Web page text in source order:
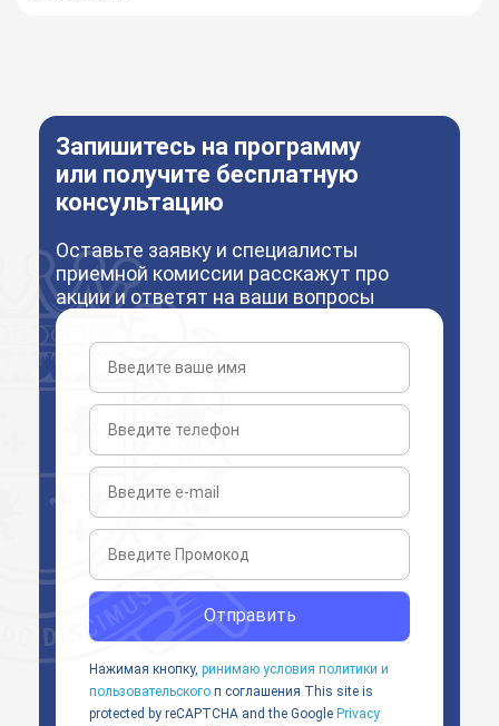
Запишитесь на программу
или получите бесплатную
консультацию
Оставьте заявку и специалисты
приемной комиссии расскажут про
акции и ответят на ваши вопросы
Отправить
Нажимая кнопку, ринимаю условия политики и
пользовательского п соглашения This site is
protected by reCAPTCHA and the Google Privacy